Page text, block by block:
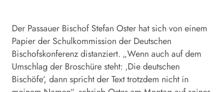
Der Passauer Bischof Stefan Oster hat sich von einem
Papier der Schulkommission der Deutschen
Bischofskonferenz distanziert. „Wenn auch auf dem
Umschlag der Broschüre steht: ‚Die deutschen
Bischöfe‘, dann spricht der Text trotzdem nicht in